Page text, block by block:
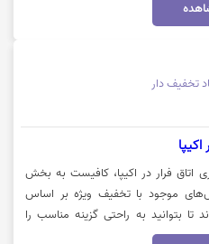
تخفیف دار
اتاق فرار در اکیپا، کافیست به بخش
موجود با تخفیف ویژه بر اساس
بتوانید به راحتی گزینه مناسب را
روی گزینه "خرید کنید" کلیک نمایید.